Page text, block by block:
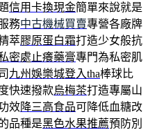
信用卡換現金簡單來說就是
務中古機械買賣專營各廠牌
萃膠原蛋白霜打造少女般抗
密處止癢藥膏專門為私密肌
九州娛樂城登入tha棒球比
快速撥款烏梅茶打造專屬山
效降三高食品可降低血糖改
品種是黑色水果推薦預防別